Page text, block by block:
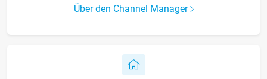
Über den Channel Manager